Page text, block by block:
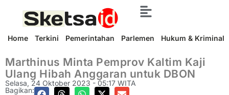
Home Terkini Pemerintahan Parlemen Hukum & Kriminal
Marthinus Minta Pemprov Kaltim Kaji
Ulang Hibah Anggaran untuk DBON
Selasa, 24 Oktober 2023 - 05:17 WITA
Bagikan: